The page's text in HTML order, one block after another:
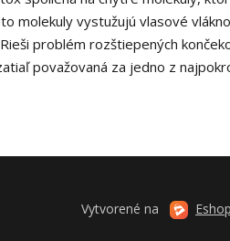
molekuly vystužujú vlasové
problém rozštiepených
považovaná za jedno z
Vytvorené na